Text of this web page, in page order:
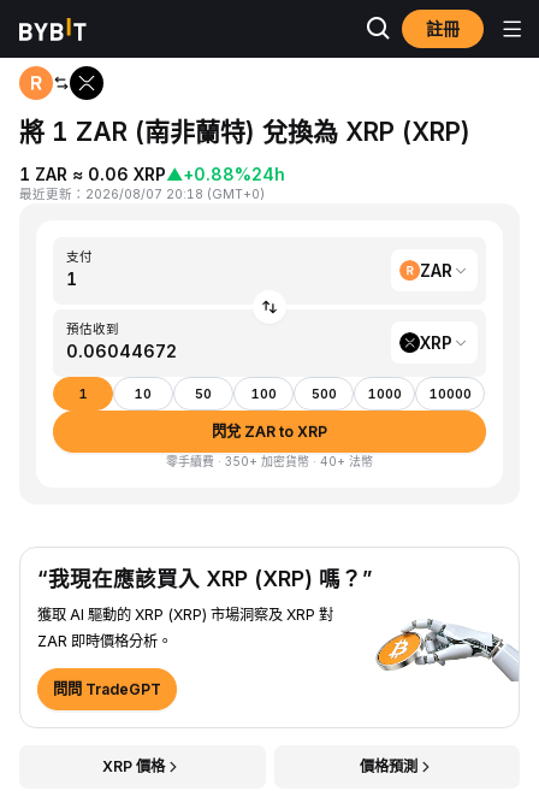
註冊
首頁 ZAR to XRP
將 1 ZAR (南非蘭特) 兌換為 XRP (XRP)
1 ZAR ≈ 0.06 XRP▲+0.88%24h
最近更新 ： 2026/08/07 20:18 (GMT+0)
支付
ZAR
預估收到
XRP
1 10 50 100 500 1000 10000
閃兌 ZAR to XRP
零手續費 · 350+ 加密貨幣 · 40+ 法幣
“我現在應該買入 XRP (XRP) 嗎？”
獲取 AI 驅動的 XRP (XRP) 市場洞察及 XRP 對
ZAR 即時價格分析。
問問 TradeGPT
XRP 價格 價格預測